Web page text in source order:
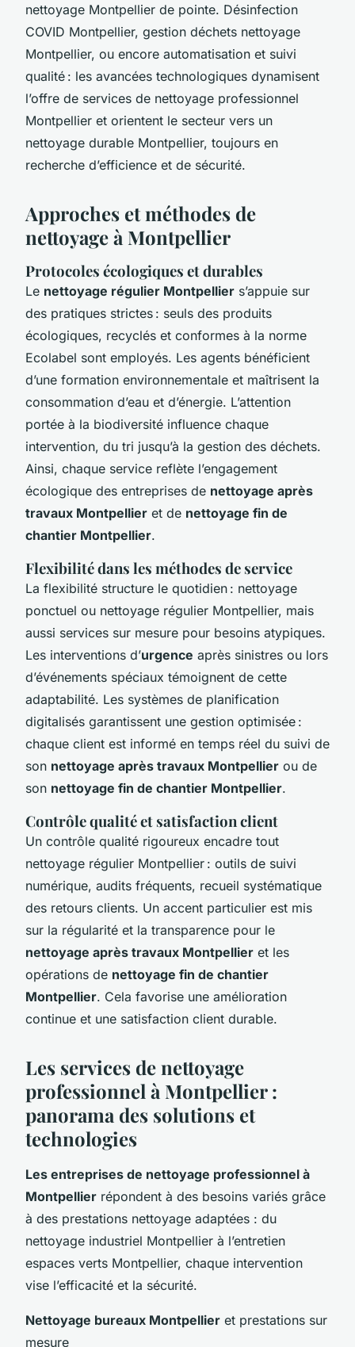
nettoyage Montpellier de pointe. Désinfection
COVID Montpellier, gestion déchets nettoyage
Montpellier, ou encore automatisation et suivi
qualité : les avancées technologiques dynamisent
l’offre de services de nettoyage professionnel
Montpellier et orientent le secteur vers un
nettoyage durable Montpellier, toujours en
recherche d’efficience et de sécurité.
Approches et méthodes de
nettoyage à Montpellier
Protocoles écologiques et durables
Le nettoyage régulier Montpellier s’appuie sur
des pratiques strictes : seuls des produits
écologiques, recyclés et conformes à la norme
Ecolabel sont employés. Les agents bénéficient
d’une formation environnementale et maîtrisent la
consommation d’eau et d’énergie. L’attention
portée à la biodiversité influence chaque
intervention, du tri jusqu’à la gestion des déchets.
Ainsi, chaque service reflète l’engagement
écologique des entreprises de nettoyage après
travaux Montpellier et de nettoyage fin de
chantier Montpellier.
Flexibilité dans les méthodes de service
La flexibilité structure le quotidien : nettoyage
ponctuel ou nettoyage régulier Montpellier, mais
aussi services sur mesure pour besoins atypiques.
Les interventions d’urgence après sinistres ou lors
d’événements spéciaux témoignent de cette
adaptabilité. Les systèmes de planification
digitalisés garantissent une gestion optimisée :
chaque client est informé en temps réel du suivi de
son nettoyage après travaux Montpellier ou de
son nettoyage fin de chantier Montpellier.
Contrôle qualité et satisfaction client
Un contrôle qualité rigoureux encadre tout
nettoyage régulier Montpellier : outils de suivi
numérique, audits fréquents, recueil systématique
des retours clients. Un accent particulier est mis
sur la régularité et la transparence pour le
nettoyage après travaux Montpellier et les
opérations de nettoyage fin de chantier
Montpellier. Cela favorise une amélioration
continue et une satisfaction client durable.
Les services de nettoyage
professionnel à Montpellier :
panorama des solutions et
technologies
Les entreprises de nettoyage professionnel à
Montpellier répondent à des besoins variés grâce
à des prestations nettoyage adaptées : du
nettoyage industriel Montpellier à l’entretien
espaces verts Montpellier, chaque intervention
vise l’efficacité et la sécurité.
Nettoyage bureaux Montpellier et prestations sur
mesure